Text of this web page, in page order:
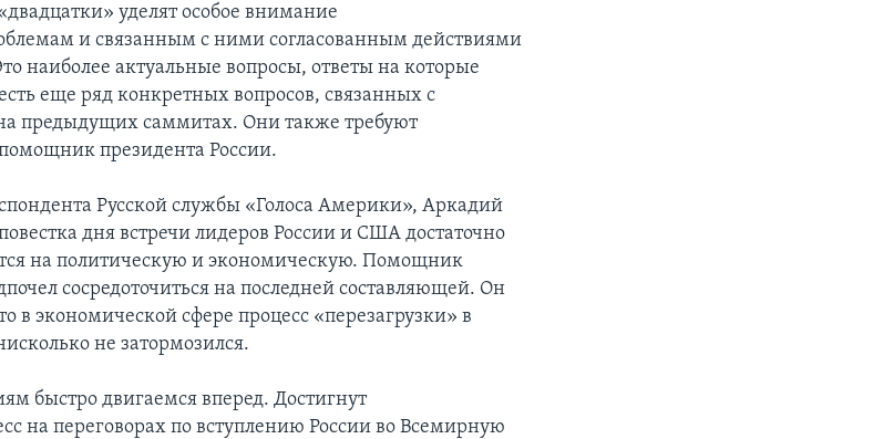
уделят особое внимание
и связанным с ними согласованным действиями
наиболее актуальные вопросы, ответы на которые
еще ряд конкретных вопросов, связанных с
предыдущих саммитах. Они также требуют
президента России.
Русской службы «Голоса Америки», Аркадий
дня встречи лидеров России и США достаточно
на политическую и экономическую. Помощник
сосредоточиться на последней составляющей. Он
в экономической сфере процесс «перезагрузки» в
не затормозился.
быстро двигаемся вперед. Достигнут
на переговорах по вступлению России во Всемирную